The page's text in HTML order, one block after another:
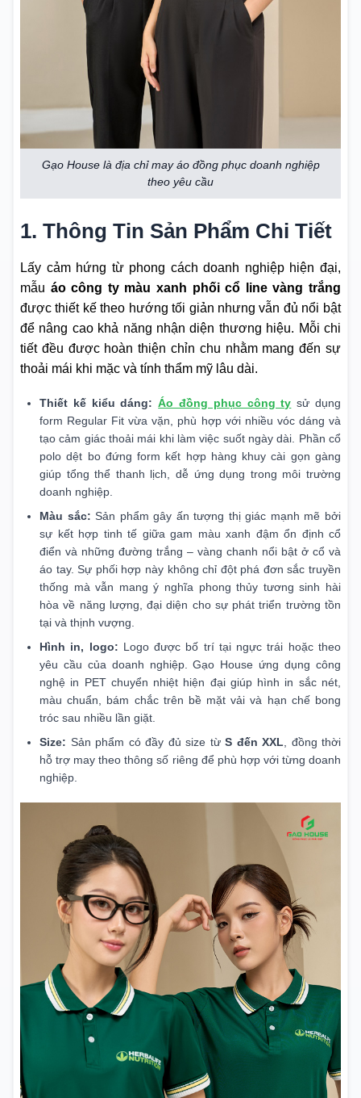
Gạo House là địa chỉ may áo đồng phục doanh nghiệp
theo yêu cầu
1. Thông Tin Sản Phẩm Chi Tiết
Lấy cảm hứng từ phong cách doanh nghiệp hiện đại,
mẫu áo công ty màu xanh phối cổ line vàng trắng
được thiết kế theo hướng tối giản nhưng vẫn đủ nổi bật
để nâng cao khả năng nhận diện thương hiệu. Mỗi chi
tiết đều được hoàn thiện chỉn chu nhằm mang đến sự
thoải mái khi mặc và tính thẩm mỹ lâu dài.
Thiết kế kiểu dáng:Áo đồng phục công ty sử dụng
form Regular Fit vừa vặn, phù hợp với nhiều vóc dáng và
tạo cảm giác thoải mái khi làm việc suốt ngày dài. Phần cổ
polo dệt bo đứng form kết hợp hàng khuy cài gọn gàng
giúp tổng thể thanh lịch, dễ ứng dụng trong môi trường
doanh nghiệp.
Màu sắc: Sản phẩm gây ấn tượng thị giác mạnh mẽ bởi
sự kết hợp tinh tế giữa gam màu xanh đậm ổn định cổ
điển và những đường trắng – vàng chanh nổi bật ở cổ và
áo tay. Sự phối hợp này không chỉ đột phá đơn sắc truyền
thống mà vẫn mang ý nghĩa phong thủy tương sinh hài
hòa về năng lượng, đại diện cho sự phát triển trường tồn
tại và thịnh vượng.
Hình in, logo: Logo được bố trí tại ngực trái hoặc theo
yêu cầu của doanh nghiệp. Gạo House ứng dụng công
nghệ in PET chuyển nhiệt hiện đại giúp hình in sắc nét,
màu chuẩn, bám chắc trên bề mặt vải và hạn chế bong
tróc sau nhiều lần giặt.
Size: Sản phẩm có đầy đủ size từ S đến XXL, đồng thời
hỗ trợ may theo thông số riêng để phù hợp với từng doanh
nghiệp.